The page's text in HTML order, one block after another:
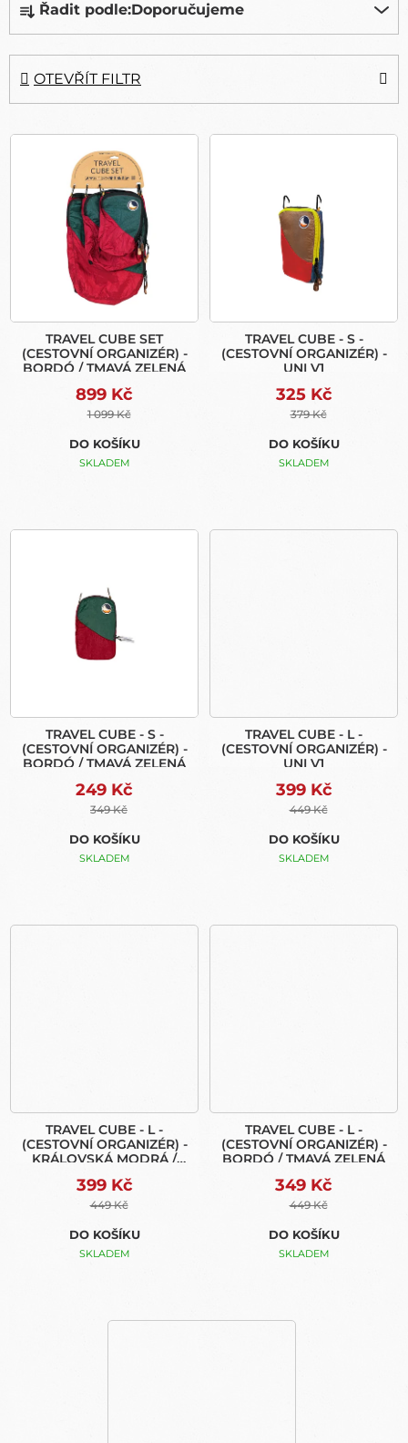
A
Z
E
N
Í
R
Řadit podle:Doporučujeme
OTEVŘÍT FILTR
V
U
TRAVEL CUBE SET
(CESTOVNÍ ORGANIZÉR) -
BORDÓ / TMAVÁ ZELENÁ
899 Kč
1 099 Kč
DO KOŠÍKU
SKLADEM
TRAVEL CUBE - S -
(CESTOVNÍ ORGANIZÉR) -
UNI V1
325 Kč
379 Kč
DO KOŠÍKU
SKLADEM
TRAVEL CUBE - S -
(CESTOVNÍ ORGANIZÉR) -
BORDÓ / TMAVÁ ZELENÁ
249 Kč
349 Kč
DO KOŠÍKU
SKLADEM
TRAVEL CUBE - L -
(CESTOVNÍ ORGANIZÉR) -
UNI V1
399 Kč
449 Kč
DO KOŠÍKU
SKLADEM
TRAVEL CUBE - L -
(CESTOVNÍ ORGANIZÉR) -
KRÁLOVSKÁ MODRÁ /
399 Kč
449 Kč
DO KOŠÍKU
SKLADEM
TRAVEL CUBE - L -
(CESTOVNÍ ORGANIZÉR) -
BORDÓ / TMAVÁ ZELENÁ
349 Kč
449 Kč
DO KOŠÍKU
SKLADEM